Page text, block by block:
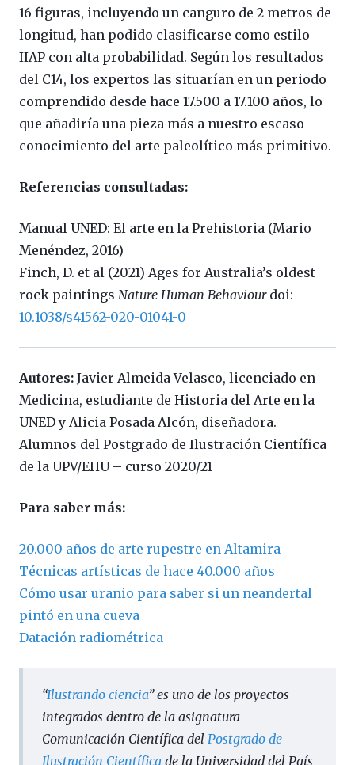
16 figuras, incluyendo un canguro de 2 metros de
longitud, han podido clasificarse como estilo
IIAP con alta probabilidad. Según los resultados
del C14, los expertos las situarían en un periodo
comprendido desde hace 17.500 a 17.100 años, lo
que añadiría una pieza más a nuestro escaso
conocimiento del arte paleolítico más primitivo.
Referencias consultadas:
Manual UNED: El arte en la Prehistoria (Mario
Menéndez, 2016)
Finch, D. et al (2021) Ages for Australia’s oldest
rock paintings Nature Human Behaviourdoi:
10.1038/s41562-020-01041-0
Autores: Javier Almeida Velasco, licenciado en
Medicina, estudiante de Historia del Arte en la
UNED y Alicia Posada Alcón, diseñadora.
Alumnos del Postgrado de Ilustración Científica
de la UPV/EHU – curso 2020/21
Para saber más:
20.000 años de arte rupestre en Altamira
Técnicas artísticas de hace 40.000 años
Cómo usar uranio para saber si un neandertal
pintó en una cueva
Datación radiométrica
“Ilustrando ciencia” es uno de los proyectos
integrados dentro de la asignatura
Comunicación Científica del Postgrado de
Ilustración Científica de la Universidad del País